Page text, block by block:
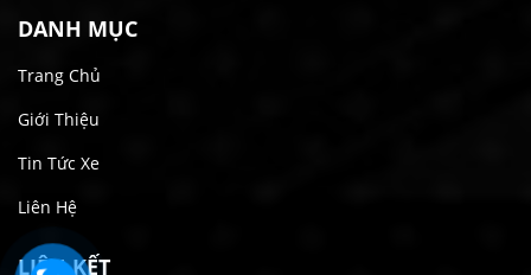
DANH MỤC
Trang Chủ
Giới Thiệu
Tin Tức Xe
Liên Hệ
LIÊN KẾT